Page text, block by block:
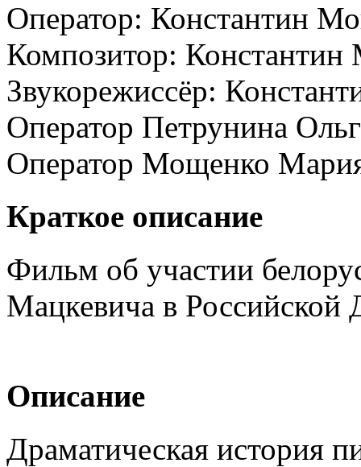
Оператор: Константин
Композитор:
Звукорежиссёр:
Оператор Петрунина
Оператор Мощенко
Краткое описание
Фильм об участии
Мацкевича в
Описание
Драматическая история